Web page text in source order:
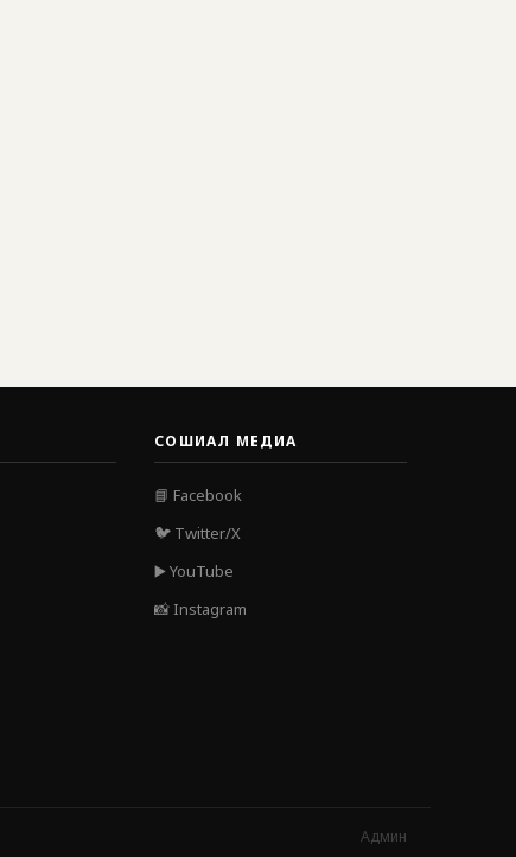
Зүйр цэцэн үгс бол
хүний сэтгэлгээн дэх
амьдарч ч чаддаг
СОШИАЛ МЕДИА
📘 Facebook
🐦 Twitter/X
▶️ YouTube
📸 Instagram
Админ